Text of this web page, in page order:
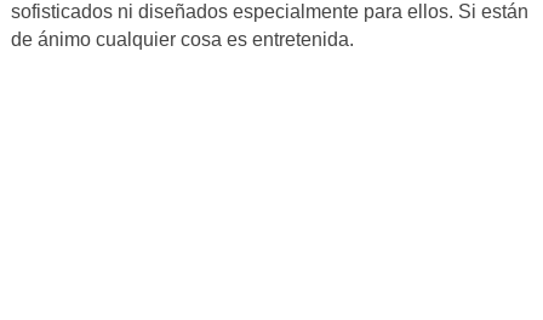
sofisticados ni diseñados especialmente para ellos. Si están
de ánimo cualquier cosa es entretenida.